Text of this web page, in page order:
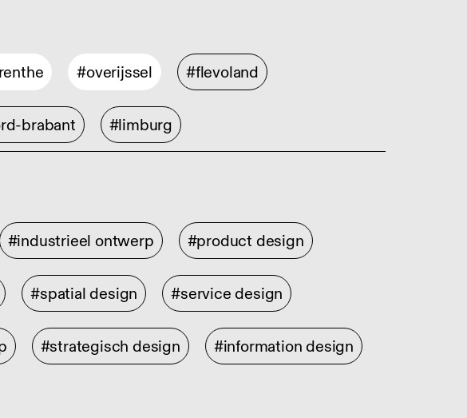
#overijssel #flevoland
brabant #limburg
#industrieel ontwerp #product design
#spatial design #service design
#strategisch design #information design